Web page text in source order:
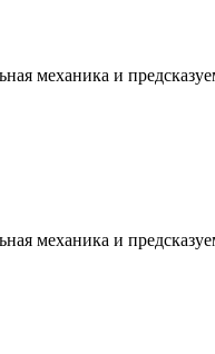
механика и
механика и